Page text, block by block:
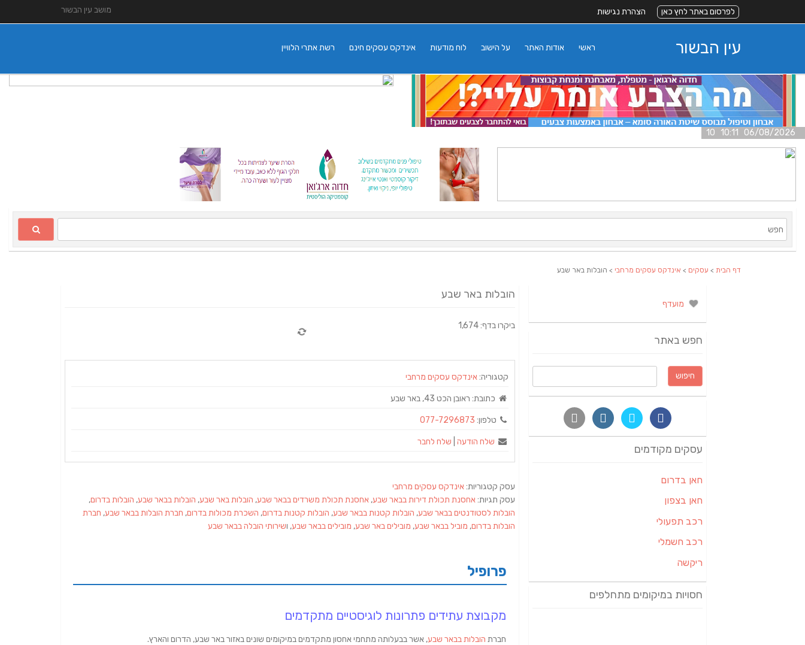
מושב עין הבשור לפרסום באתר לחץ כאן הצהרת נגישות
עין הבשור רשת אתרי הלוויין אינדקס עסקים חינם לוח מודעות על הישוב אודות האתר ראשי
06/08/2026 10:11 10
דף הבית > עסקים > אינדקס עסקים מרחבי > הובלות באר שבע
הובלות באר שבע
ביקרו בדף: 1,674
קטגוריה:אינדקס עסקים מרחבי
כתובת: ראובן הכט 43, באר שבע
טלפון: 077-7296873
שלח הודעה שלח לחבר
עסק קטגוריות:אינדקס עסקים מרחבי
עסק תגיות:אחסנת תכולת דירות בבאר שבע,אחסנת תכולת משרדים בבאר שבע, הובלות באר שבע, הובלות בבאר שבע, הובלות בדרום,
הובלות לסטודנטים בבאר שבע, הובלות קטנות בבאר שבע, הובלות קטנות בדרום, השכרת מכולות בדרום, חברת הובלות בבאר שבע, חברת
הובלות בדרום, מוביל בבאר שבע, מובילים באר שבע, מובילים בבאר שבע, ושירותי הובלה בבאר שבע
פרופיל
מקבוצת עתידים פתרונות לוגיסטיים מתקדמים
חברת הובלות בבאר שבע, אשר בבעלותה מתחמי אחסון מתקדמים במיקומים שונים באזור באר שבע, הדרום והארץ.
מועדף
חפש באתר
חיפוש:
עסקים מקודמים
חאן בדרום
חאן בצפון
רכב תפעולי
רכב חשמלי
ריקשה
חסויות במיקומים מתחלפים